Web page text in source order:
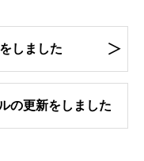
しました
の更新をしました